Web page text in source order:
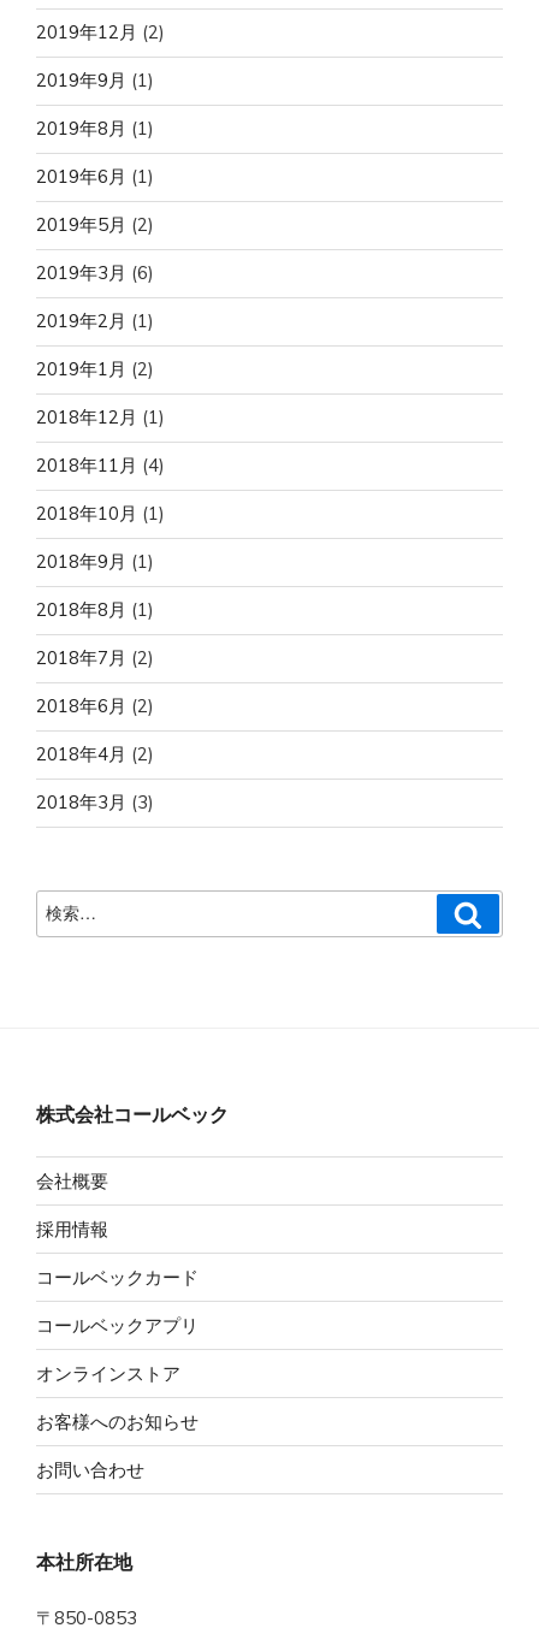
2019年12月 (2)
2019年9月 (1)
2019年8月 (1)
2019年6月 (1)
2019年5月 (2)
2019年3月 (6)
2019年2月 (1)
2019年1月 (2)
2018年12月 (1)
2018年11月 (4)
2018年10月 (1)
2018年9月 (1)
2018年8月 (1)
2018年7月 (2)
2018年6月 (2)
2018年4月 (2)
2018年3月 (3)
検
索:
株式会社コールベック
会社概要
採用情報
コールベックカード
コールベックアプリ
オンラインストア
お客様へのお知らせ
お問い合わせ
本社所在地
〒850-0853